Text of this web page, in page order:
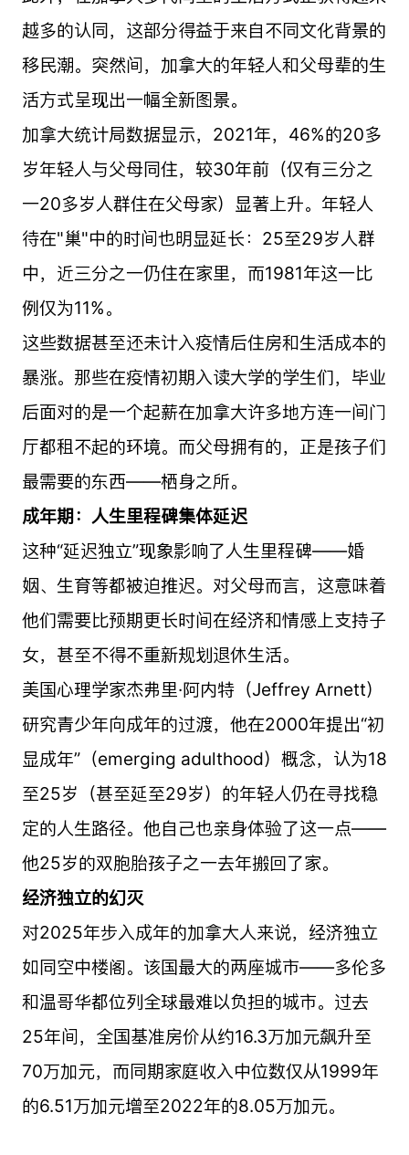
越多的认同，这部分得益于来自不同文化背景的
移民潮。突然间，加拿大的年轻人和父母辈的生
活方式呈现出一幅全新图景。
加拿大统计局数据显示，2021年，46%的20多
岁年轻人与父母同住，较30年前（仅有三分之
一20多岁人群住在父母家）显著上升。年轻人
待在"巢"中的时间也明显延长：25至29岁人群
中，近三分之一仍住在家里，而1981年这一比
例仅为11%。
这些数据甚至还未计入疫情后住房和生活成本的
暴涨。那些在疫情初期入读大学的学生们，毕业
后面对的是一个起薪在加拿大许多地方连一间门
厅都租不起的环境。而父母拥有的，正是孩子们
最需要的东西——栖身之所。
成年期：人生里程碑集体延迟
这种“延迟独立”现象影响了人生里程碑——婚
姻、生育等都被迫推迟。对父母而言，这意味着
他们需要比预期更长时间在经济和情感上支持子
女，甚至不得不重新规划退休生活。
美国心理学家杰弗里·阿内特（Jeffrey Arnett）
研究青少年向成年的过渡，他在2000年提出“初
显成年”（emerging adulthood）概念，认为18
至25岁（甚至延至29岁）的年轻人仍在寻找稳
定的人生路径。他自己也亲身体验了这一点——
他25岁的双胞胎孩子之一去年搬回了家。
经济独立的幻灭
对2025年步入成年的加拿大人来说，经济独立
如同空中楼阁。该国最大的两座城市——多伦多
和温哥华都位列全球最难以负担的城市。过去
25年间，全国基准房价从约16.3万加元飙升至
70万加元，而同期家庭收入中位数仅从1999年
的6.51万加元增至2022年的8.05万加元。